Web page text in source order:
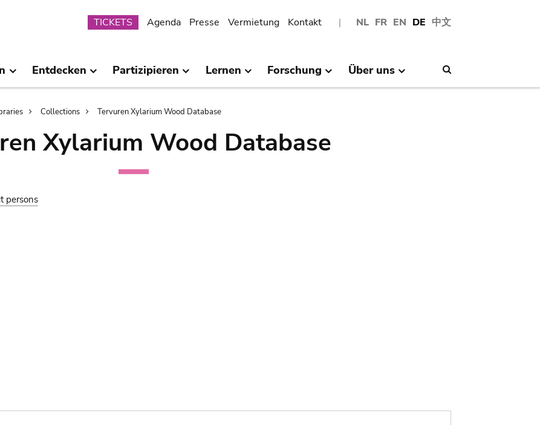
NL FR EN DE 中文
Submenu
TICKETS Agenda Presse Vermietung Kontakt
Entdecken Partizipieren Lernen Forschung Über uns
Collections Tervuren Xylarium Wood Database
Xylarium Wood Database
persons